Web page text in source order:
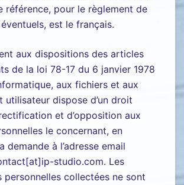
référence, pour le règlement de
est le français.
aux dispositions des articles
de la loi 78-17 du 6 janvier 1978
aux fichiers et aux
utilisateur dispose d’un droit
et d’opposition aux
le concernant, en
demande à l’adresse email
studio.com. Les
personnelles collectées ne sont